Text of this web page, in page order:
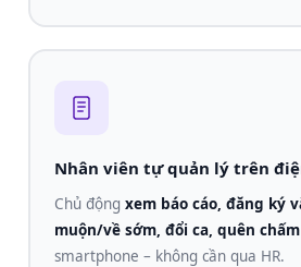
Nhân viên tự quản lý trên
Chủ động xem báo cáo, đăng ký
muộn/về sớm, đổi ca, quên
smartphone – không cần qua HR.